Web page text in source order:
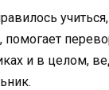
помогает
и в целом,